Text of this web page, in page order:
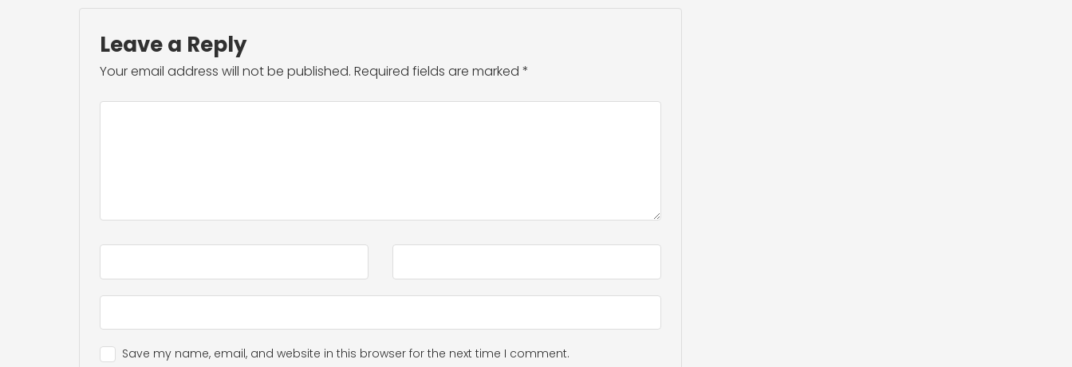
Leave a Reply
Your email address will not be published. Required fields are marked *
Save my name, email, and website in this browser for the next time I comment.